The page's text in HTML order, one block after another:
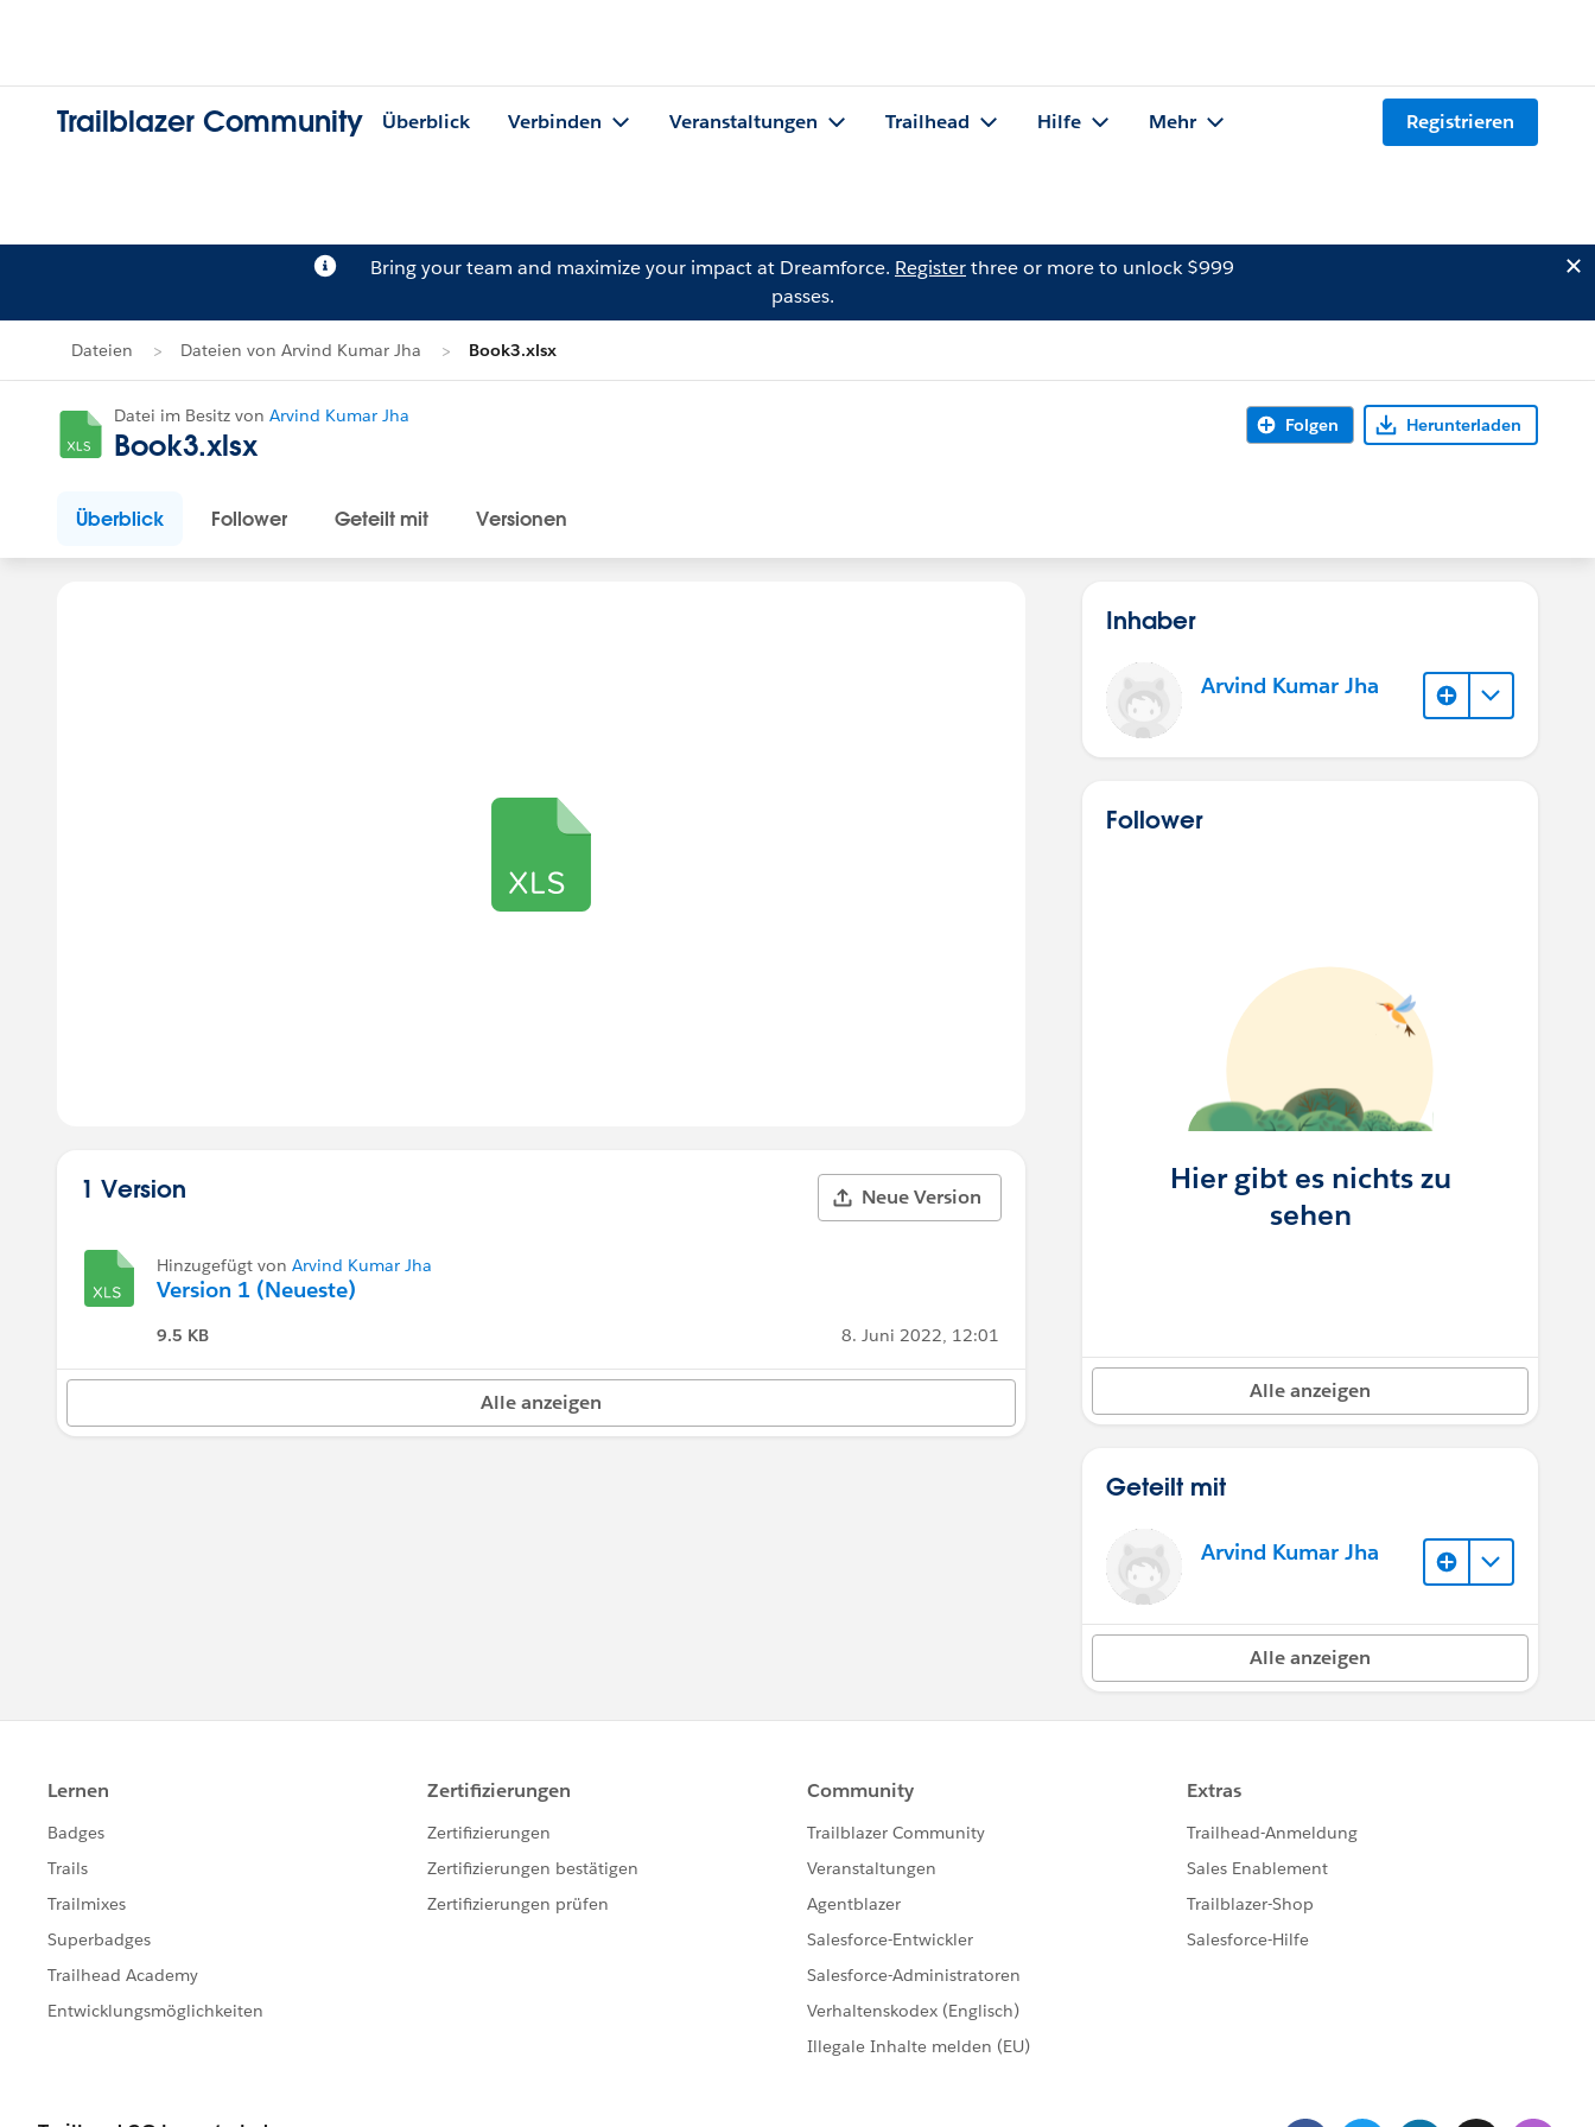
Trailblazer Community Überblick Verbinden Veranstaltungen Trailhead Hilfe Mehr Registrieren
Bring your team and maximize your impact at Dreamforce. Registerthree or more to unlock $999
passes.
Dateien Dateien von Arvind Kumar Jha Book3.xlsx
Datei im Besitz von Arvind Kumar Jha
Book3.xlsx
Folgen Herunterladen
Überblick Follower Geteilt mit Versionen
1 Version Neue Version
Hinzugefügt von Arvind Kumar Jha
Version 1 (Neueste)
9.5 KB 8. Juni 2022, 12:01
Alle anzeigen
Inhaber
Arvind Kumar Jha
Follower
Hier gibt es nichts zu
sehen
Alle anzeigen
Geteilt mit
Arvind Kumar Jha
Alle anzeigen